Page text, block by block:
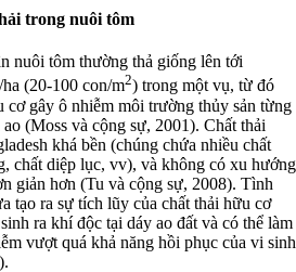
trong nuôi tôm
nuôi tôm thường thả giống lên tới
(20-100 con/m2) trong một vụ, từ đó
cơ gây ô nhiễm môi trường thủy sản từng
(Moss và cộng sự, 2001). Chất thải
khá bền (chúng chứa nhiều chất
chất diệp lục, vv), và không có xu hướng
giản hơn (Tu và cộng sự, 2008). Tình
tạo ra sự tích lũy của chất thải hữu cơ
ra khí độc tại dáy ao đất và có thể làm
vượt quá khả năng hồi phục của vi sinh